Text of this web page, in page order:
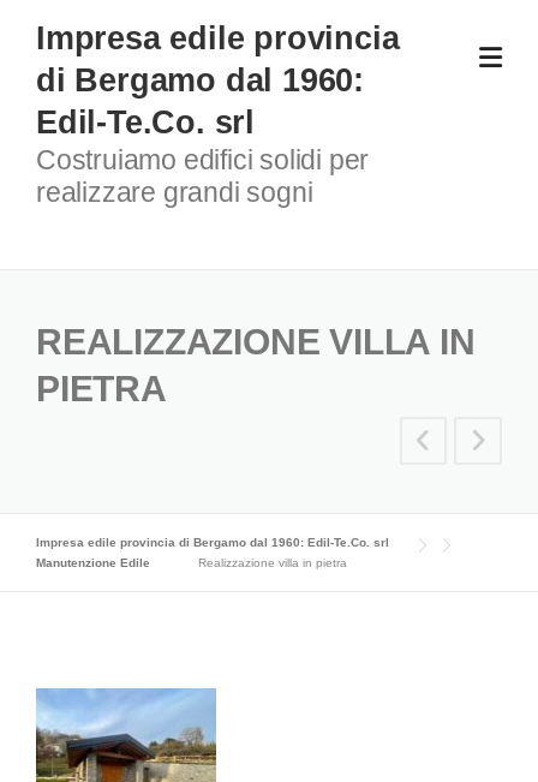
content
Impresa edile provincia
di Bergamo dal 1960:
Edil-Te.Co. srl
Costruiamo edifici solidi per
realizzare grandi sogni
REALIZZAZIONE VILLA IN
PIETRA
Impresa edile provincia di Bergamo dal 1960: Edil-Te.Co. srl
Manutenzione Edile
Realizzazione villa in pietra